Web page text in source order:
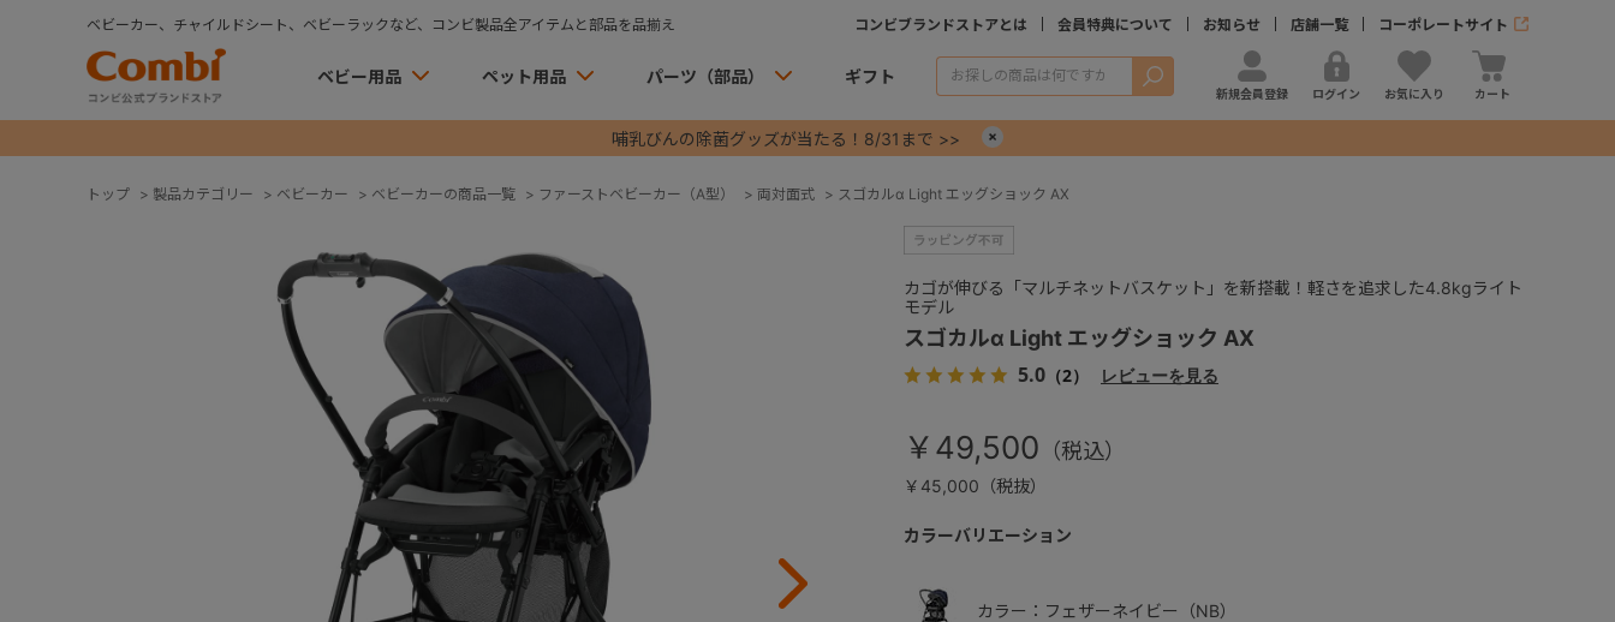
ベビーカー、チャイルドシート、ベビーラックなど、コンビ製品全アイテムと部品を品揃え コンビブランドストアとは 会員特典について お知らせ 店舗一覧 コーポレートサイト
ベビー用品 ペット用品 パーツ（部品） ギフト 検索
新規会員登録 ログイン お気に入り カート
哺乳びんの除菌グッズが当たる！8/31まで >>
トップ > 製品カテゴリー > ベビーカー > ベビーカーの商品一覧 > ファーストベビーカー（A型） > 両対面式 > スゴカルα Light エッグショック AX
カゴが伸びる「マルチネットバスケット」を新搭載！軽さを追求した4.8kgライト
モデル
スゴカルα Light エッグショック AX
5.0 （2） レビューを見る
￥49,500
￥45,000（税抜）
カラーバリエーション
カラー：フェザーネイビー（NB）